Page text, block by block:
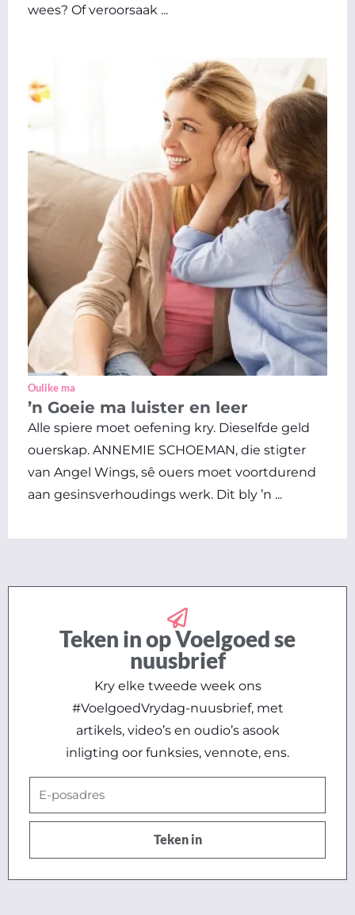
wees? Of veroorsaak ...
Oulike ma
’n Goeie ma luister en leer
Alle spiere moet oefening kry. Dieselfde geld
ouerskap. ANNEMIE SCHOEMAN, die stigter
van Angel Wings, sê ouers moet voortdurend
aan gesinsverhoudings werk. Dit bly ’n ...
Teken in op Voelgoed se
nuusbrief
Kry elke tweede week ons
#VoelgoedVrydag-nuusbrief, met
artikels, video’s en oudio’s asook
inligting oor funksies, vennote, ens.
E-
posadres
Teken in